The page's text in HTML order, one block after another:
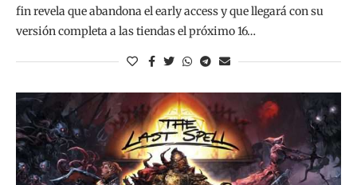
fin revela que abandona el early access y que llegará con su
versión completa a las tiendas el próximo 16…